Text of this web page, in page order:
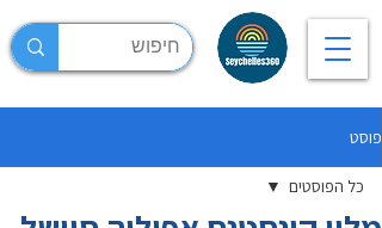
פוסט
כל הפוסטים